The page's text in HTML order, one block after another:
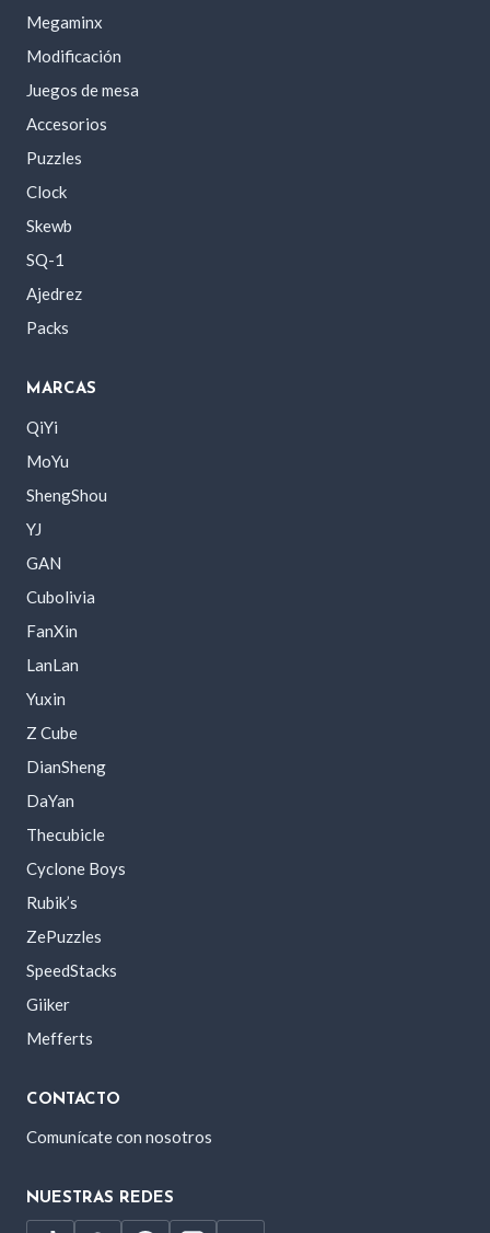
Megaminx
Modificación
Juegos de mesa
Accesorios
Puzzles
Clock
Skewb
SQ-1
Ajedrez
Packs
MARCAS
QiYi
MoYu
ShengShou
YJ
GAN
Cubolivia
FanXin
LanLan
Yuxin
Z Cube
DianSheng
DaYan
Thecubicle
Cyclone Boys
Rubik’s
ZePuzzles
SpeedStacks
Giiker
Mefferts
CONTACTO
Comunícate con nosotros
NUESTRAS REDES